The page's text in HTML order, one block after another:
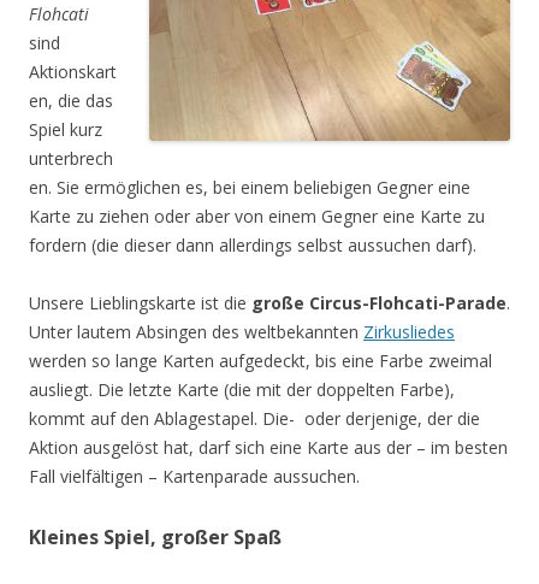
Flohcati
sind
Aktionskart
en, die das
Spiel kurz
unterbrech
en. Sie ermöglichen es, bei einem beliebigen Gegner eine
Karte zu ziehen oder aber von einem Gegner eine Karte zu
fordern (die dieser dann allerdings selbst aussuchen darf).
Unsere Lieblingskarte ist die große Circus-Flohcati-Parade.
Unter lautem Absingen des weltbekannten Zirkusliedes
werden so lange Karten aufgedeckt, bis eine Farbe zweimal
ausliegt. Die letzte Karte (die mit der doppelten Farbe),
kommt auf den Ablagestapel. Die- oder derjenige, der die
Aktion ausgelöst hat, darf sich eine Karte aus der – im besten
Fall vielfältigen – Kartenparade aussuchen.
Kleines Spiel, großer Spaß